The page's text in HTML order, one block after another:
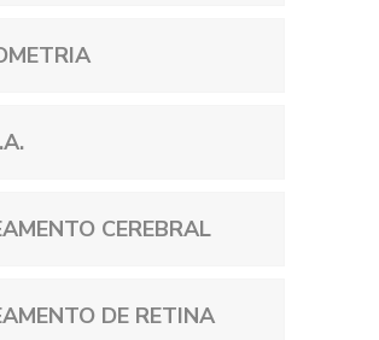
CEREBRAL
DE RETINA